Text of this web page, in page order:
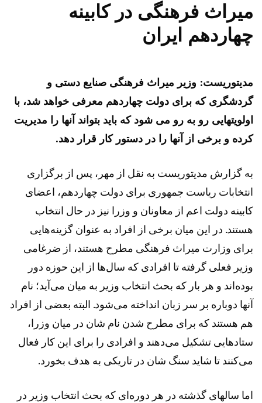
میراث فرهنگی در کابینه
چهاردهم ایران
مدیتوریست: وزیر میراث فرهنگی صنایع دستی و
گردشگری که برای دولت چهاردهم معرفی خواهد شد، با
اولویتهایی رو به رو می شود که باید بتواند آنها را مدیریت
کرده و برخی از آنها را در دستور کار قرار دهد.
به گزارش مدیتوریست به نقل از مهر، پس از برگزاری
انتخابات ریاست جمهوری برای دولت چهاردهم، اعضای
کابینه دولت اعم از معاونان و وزرا نیز در حال انتخاب
هستند. در این میان برخی از افراد به عنوان گزینه‌هایی
برای وزارت میراث فرهنگی مطرح هستند، از ضرغامی
وزیر فعلی گرفته تا افرادی که سال‌ها از این حوزه دور
بوده‌اند و هر بار که بحث انتخاب وزیر به میان می‌آید؛ نام
آنها دوباره بر سر زبان انداخته می‌شود. البته بعضی از افراد
هم هستند که برای مطرح شدن نام شان در میان وزرا،
ستادهایی تشکیل می‌دهند و افرادی را برای این کار فعال
می‌کنند تا شاید سنگ شان در تاریکی به هدف بخورد.
اما سالهای گذشته در هر دوره‌ای که بحث انتخاب وزیر در